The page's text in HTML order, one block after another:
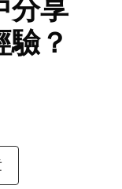
分享
驗？